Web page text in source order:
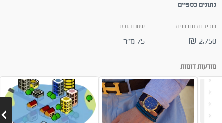
נתונים כספיים
שכירות חודשית
2,750 ₪
שטח הנכס
75 מ"ר
מודעות דומות